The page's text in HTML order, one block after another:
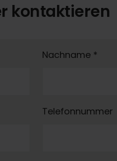
kontaktieren
Nachname *
Telefonnummer